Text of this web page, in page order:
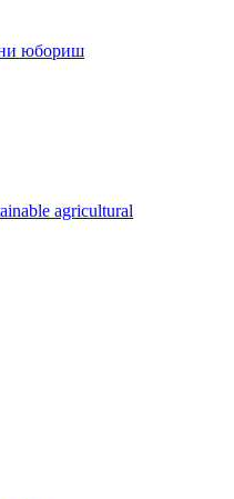
юбориш
agricultural